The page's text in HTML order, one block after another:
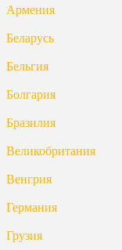
Армения
Беларусь
Бельгия
Болгария
Бразилия
Великобритания
Венгрия
Германия
Грузия